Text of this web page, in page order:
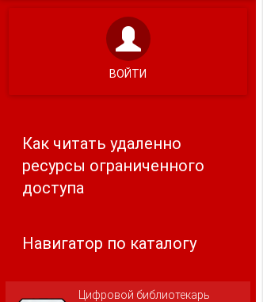
ВОЙТИ
Как читать удаленно
ресурсы ограниченного
доступа
Навигатор по каталогу
Цифровой библиотекарь